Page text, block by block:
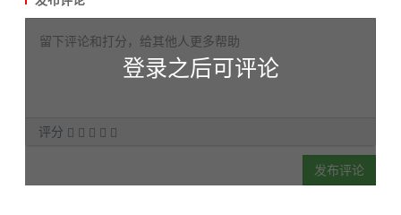
评分
发布评论
登录之后可评论